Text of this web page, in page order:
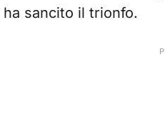
sancito il trionfo.